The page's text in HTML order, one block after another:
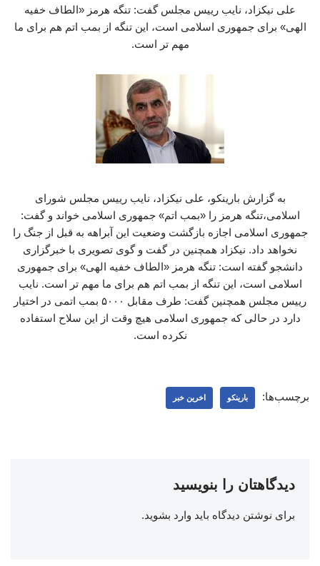
علی نیکزاد، نایب رییس مجلس گفت: تنگه هرمز «الطاف خفیه
الهی» برای جمهوری اسلامی است، این تنگه از بمب اتم هم برای ما
مهم تر است.
به گزارش بارینکو، علی نیکزاد، نایب رییس مجلس شورای
اسلامی،تنگه هرمز را «بمب اتم» جمهوری اسلامی خواند و گفت:
جمهوری اسلامی اجازه بازگشت وضعیت این آبراهه به قبل از جنگ را
نخواهد داد. نیکزاد همچنین در گفت و گوی تصویری با خبرگزاری
دانشجو گفته است: تنگه هرمز «الطاف خفیه الهی» برای جمهوری
اسلامی است، این تنگه از بمب اتم هم برای ما مهم تر است. نایب
رییس مجلس همچنین گفت: طرف مقابل ۵۰۰۰ بمب اتمی در اختیار
دارد در حالی که جمهوری اسلامی هیچ وقت از این سلاح استفاده
نکرده است.
برچسب‌ها: بارینکو اخرین خبر
دیدگاهتان را بنویسید
برای نوشتن دیدگاه باید وارد بشوید.